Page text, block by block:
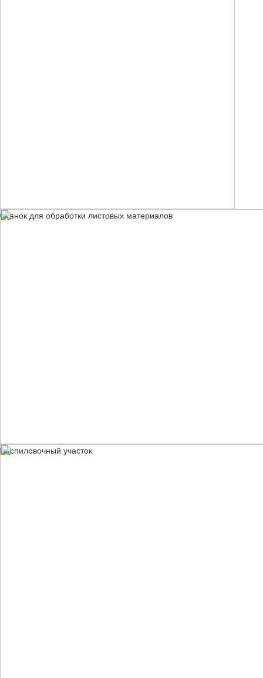
Станок для обработки листовых материалов
Распиловочный участок